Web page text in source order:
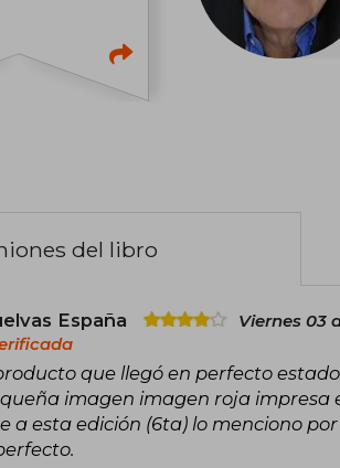
del libro
España
Viernes 03
que llegó en perfecto
imagen imagen roja impresa
a esta edición (6ta) lo menciono